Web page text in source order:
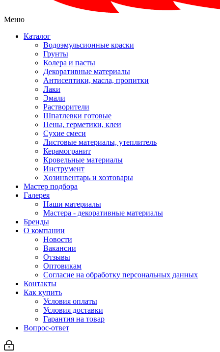
Меню
Каталог
Водоэмульсионные краски
Грунты
Колера и пасты
Декоративные материалы
Антисептики, масла, пропитки
Лаки
Эмали
Растворители
Шпатлевки готовые
Пены, герметики, клеи
Сухие смеси
Листовые материалы, утеплитель
Керамогранит
Кровельные материалы
Инструмент
Хозинвентарь и хозтовары
Мастер подбора
Галерея
Наши материалы
Мастера - декоративные материалы
Бренды
О компании
Новости
Вакансии
Отзывы
Оптовикам
Cогласие на обработку персональных данных
Контакты
Как купить
Условия оплаты
Условия доставки
Гарантия на товар
Вопрос-ответ